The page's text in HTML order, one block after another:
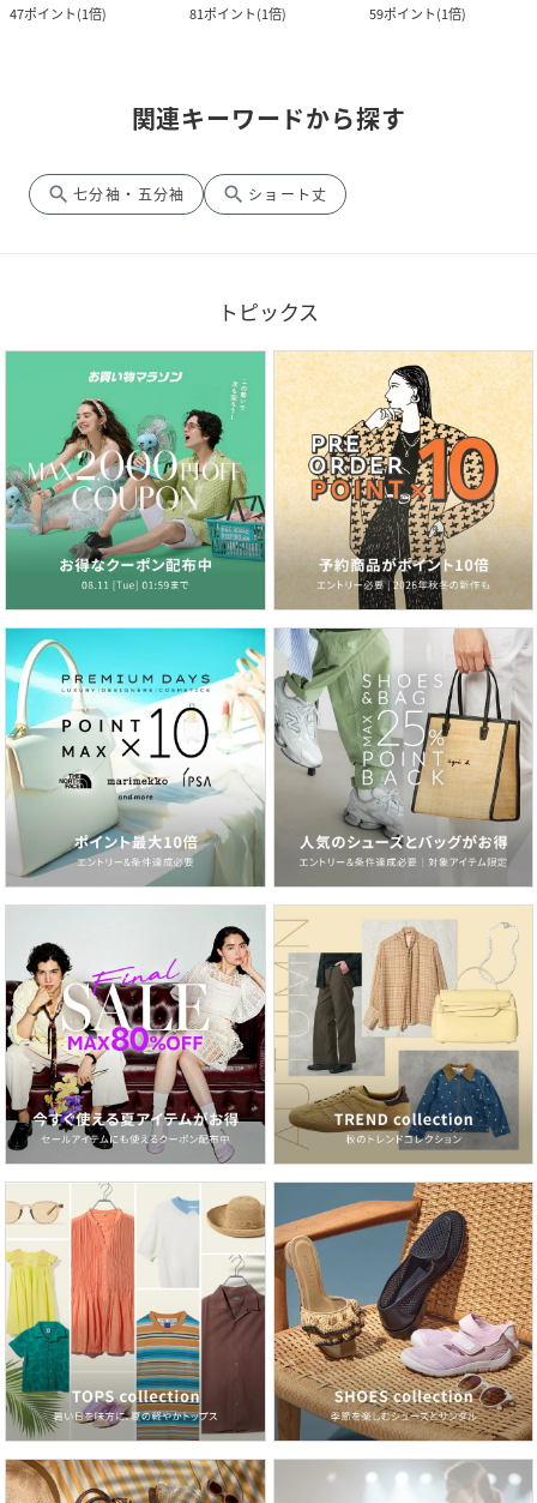
47ポイント(1倍) 81ポイント(1倍) 59ポイント(1倍)
関連キーワードから探す
search 七分袖・五分袖 search ショート丈
トピックス